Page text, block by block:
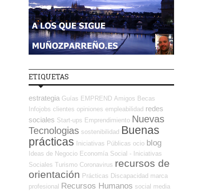
ETIQUETAS
estrategia Guías EMPREND Amigos Becas
Infojobs clientes opiniones empleabilidad redes
sociales Start-ups Emprendimiento Nuevas
Tecnologias sostenibilidad Buenas
prácticas
Iniciativas Públicas ocio blog
Ideas de Negocio Economía Social - Iniciativas
Sociales Turismo Coronavirus recursos de
orientación Prácticas Discapacidad marca
profesional Recursos Humanos social media